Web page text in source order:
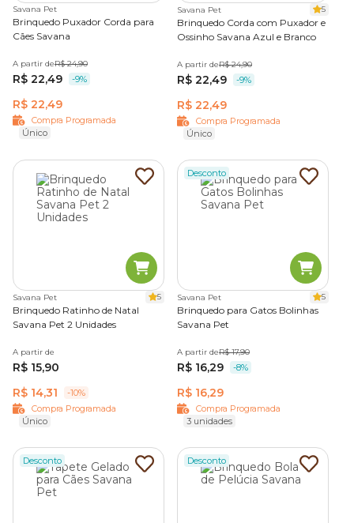
Savana Pet
Brinquedo Puxador Corda para
Cães Savana
A partir deR$ 24,90
R$ 22,49 -9%
R$ 22,49
Compra Programada
Único
Savana Pet 5
Brinquedo Corda com Puxador e
Ossinho Savana Azul e Branco
A partir deR$ 24,90
R$ 22,49 -9%
R$ 22,49
Compra Programada
Único
Savana Pet 5
Brinquedo Ratinho de Natal
Savana Pet 2 Unidades
A partir de
R$ 15,90
R$ 14,31
-10%
Compra Programada
Único
Desconto
Savana Pet 5
Brinquedo para Gatos Bolinhas
Savana Pet
A partir deR$ 17,90
R$ 16,29 -8%
R$ 16,29
Compra Programada
3 unidades
Desconto Desconto